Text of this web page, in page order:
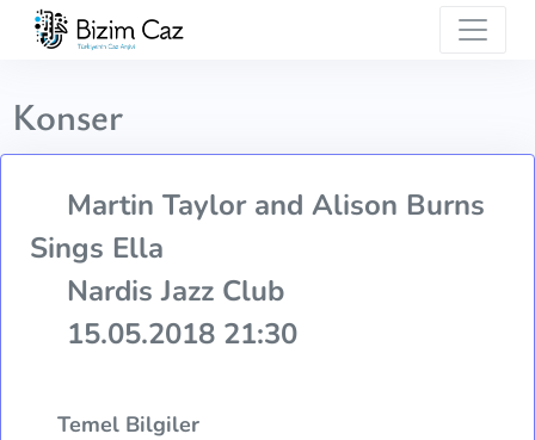
Konser
Martin Taylor and Alison Burns
Sings Ella
Nardis Jazz Club
15.05.2018 21:30
Temel Bilgiler